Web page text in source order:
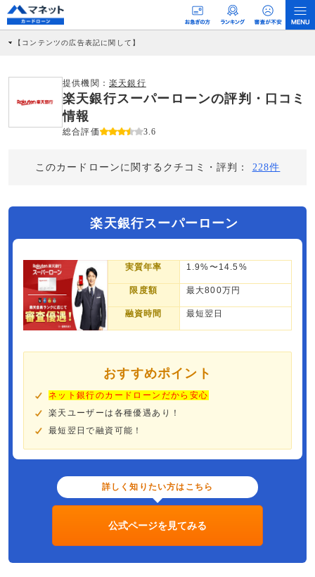
【コンテンツの広告表記に関して】
社に対して企業から紹介報酬が支払われるという収益モデルです。 ただし、特定の
商品を根拠なくPRするものではなく、当編集部の調査／ユーザーへの口コミ収集な
どに基づき、公平性を担保した情報提供を行っています。
提供機関： 楽天銀行
楽天銀行スーパーローンの評判・口コミ
情報
総合評価 3.6
このカードローンに関するクチコミ・評判： 228件
楽天銀行スーパーローン
実質年率 1.9%〜14.5%
限度額 最大800万円
融資時間 最短翌日
おすすめポイント
ネット銀行のカードローンだから安心
楽天ユーザーは各種優遇あり！
最短翌日で融資可能！
詳しく知りたい方はこちら
公式ページを見てみる